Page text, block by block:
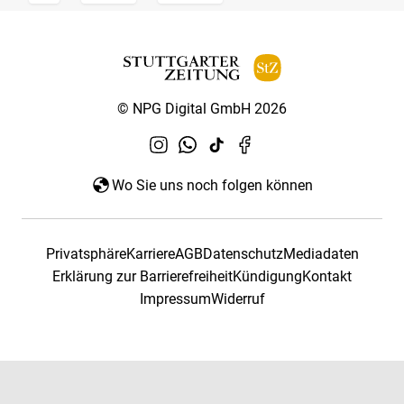
© NPG Digital GmbH 2026
Wo Sie uns noch folgen können
PrivatsphäreKarriereAGBDatenschutzMediadaten
Erklärung zur BarrierefreiheitKündigungKontakt
ImpressumWiderruf